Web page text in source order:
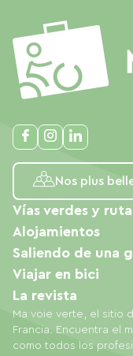
Nos plus
Ma voie verte, el sitio
Francia. Encuentra el
como todos los
Vías verdes y
Alojamientos
Saliendo de una
Viajar en bici
La revista